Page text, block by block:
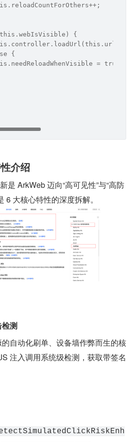
{
//
{
= true; //
介绍
是 ArkWeb 迈向“高可见性”与“高防
6 大核心特性的深度拆解。
测
自动化刷单、设备墙作弊而生的核
注入调用系统级检测，获取带签名